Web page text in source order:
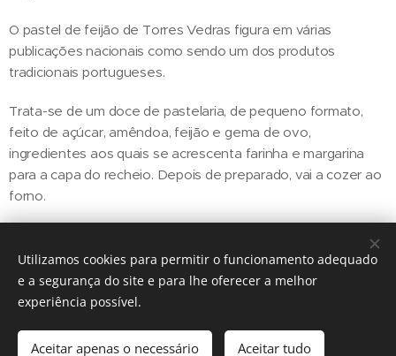
O pastel de feijão de Torres Vedras figura em várias
publicações nacionais como sendo um dos produtos
tradicionais portugueses.
Trata-se de um doce de pastelaria, de pequeno formato,
feito de açúcar, amêndoa, feijão e gema de ovo,
ingredientes aos quais se acrescenta farinha e margarina
para a capa do recheio. Depois de preparado, vai a cozer ao
forno.
Share
Utilizamos cookies para permitir o funcionamento adequado
e a segurança do site e para lhe oferecer a melhor
experiência possível.
Aceitar apenas o necessário Aceitar tudo